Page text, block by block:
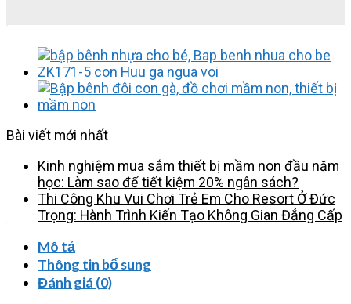
Bài viết mới nhất
Kinh nghiệm mua sắm thiết bị mầm non đầu năm
học: Làm sao để tiết kiệm 20% ngân sách?
Thi Công Khu Vui Chơi Trẻ Em Cho Resort Ở Đức
Trọng: Hành Trình Kiến Tạo Không Gian Đẳng Cấp
Mô tả
Thông tin bổ sung
Đánh giá (0)